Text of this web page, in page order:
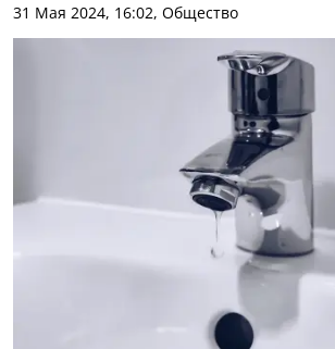
31 Мая 2024, 16:02, Общество